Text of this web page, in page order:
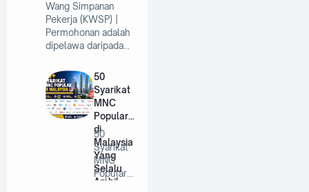
Wang Simpanan
Pekerja (KWSP) |
Permohonan adalah
dipelawa daripada…
50
Syarikat
MNC
Popular
di
Malaysia
Yang
Selalu
Ambil
50
Syarikat
MNC
Popular